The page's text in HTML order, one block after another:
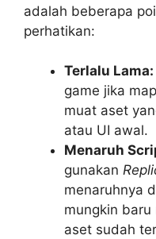
adalah beberapa
perhatikan:
Terlalu Lama:
game jika
muat aset
atau UI awal.
Menaruh
gunakan
menaruhnya
mungkin
aset sudah